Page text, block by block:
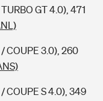
GT 4.0), 471
COUPE 3.0), 260
COUPE S 4.0), 349